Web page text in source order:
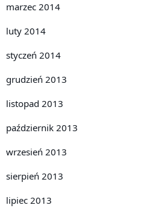
marzec 2014
luty 2014
styczeń 2014
grudzień 2013
listopad 2013
październik 2013
wrzesień 2013
sierpień 2013
lipiec 2013